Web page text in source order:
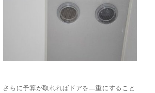
さらに予算が取れればドアを二重にすること